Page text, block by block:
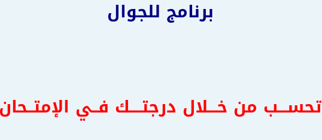
برنامج للجوال
تحســـب من خـــلال درجتــــك فــي الإمتــحان